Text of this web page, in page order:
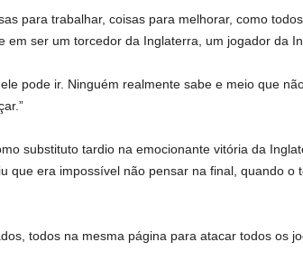
para trabalhar, coisas para melhorar, como
em ser um torcedor da Inglaterra, um jogador da
pode ir. Ninguém realmente sabe e meio que
substituto tardio na emocionante vitória da
que era impossível não pensar na final, quando o
todos na mesma página para atacar todos os